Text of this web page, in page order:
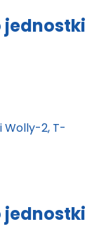
jednostki
jednostki